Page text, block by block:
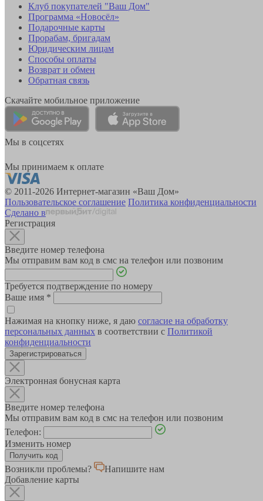
Клуб покупателей "Ваш Дом"
Программа «Новосёл»
Подарочные карты
Прорабам, бригадам
Юридическим лицам
Способы оплаты
Возврат и обмен
Обратная связь
Скачайте мобильное приложение
Мы в соцсетях
Мы принимаем к оплате
© 2011-2026 Интернет-магазин «Ваш Дом»
Пользовательское соглашение Политика конфиденциальности
Сделано в
Регистрация
Введите номер телефона
Мы отправим вам код в смс на телефон или позвоним
Требуется подтверждение по номеру
Ваше имя *
Нажимая на кнопку ниже, я даю согласие на обработку
персональных данных в соответствии с Политикой
конфиденциальности
Зарегистрироваться
Электронная бонусная карта
Введите номер телефона
Мы отправим вам код в смс на телефон или позвоним
Телефон:
Изменить номер
Возникли проблемы?
Напишите нам
Добавление карты